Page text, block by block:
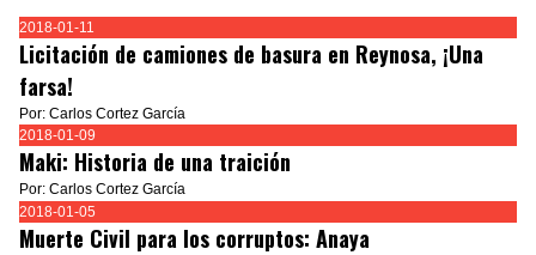
2018-01-11
Licitación de camiones de basura en Reynosa, ¡Una
farsa!
Por: Carlos Cortez García
2018-01-09
Maki: Historia de una traición
Por: Carlos Cortez García
2018-01-05
Muerte Civil para los corruptos: Anaya